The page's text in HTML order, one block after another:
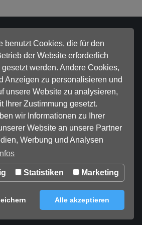
benutzt Cookies, die für den
der Website erforderlich
werden. Andere Cookies,
Anzeigen zu personalisieren und
unsere Website zu analysieren,
Ihrer Zustimmung gesetzt.
wir Informationen zu Ihrer
Website an unsere Partner
Werbung und Analysen
Statistiken Marketing
Alle akzeptieren
der Excelsea GmbH & Co. KG
Nürnberg
Helfer, Oliver Neuerbourg, Jens Unger